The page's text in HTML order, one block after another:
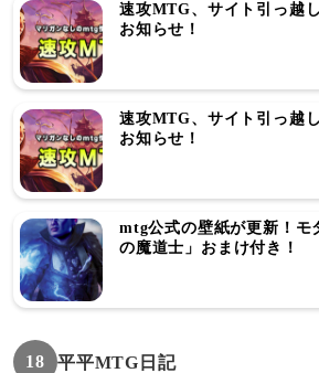
速攻MTG、サイト引っ越
お知らせ！
速攻MTG、サイト引っ越
お知らせ！
mtg公式の壁紙が更新！モ
の魔道士」おまけ付き！
18 平平MTG日記